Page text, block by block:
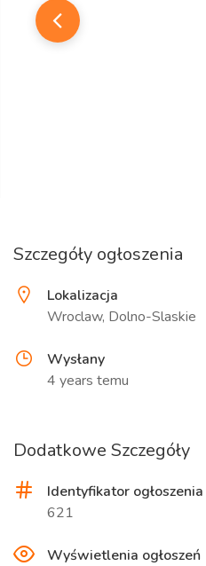
Szczegóły ogłoszenia
Lokalizacja
Wroclaw, Dolno-Slaskie
Wysłany
4 years temu
Dodatkowe Szczegóły
Identyfikator ogłoszenia
621
Wyświetlenia ogłoszeń